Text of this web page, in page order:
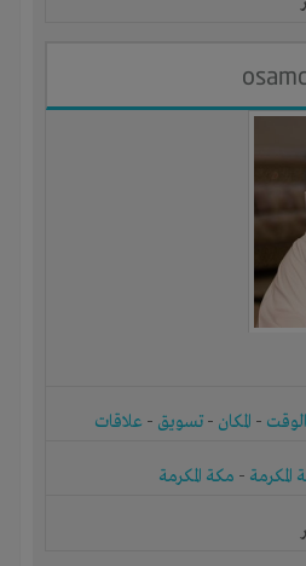
الوقت - المكان - تسويق - علاقات
المكرمة - مكة المكرمة